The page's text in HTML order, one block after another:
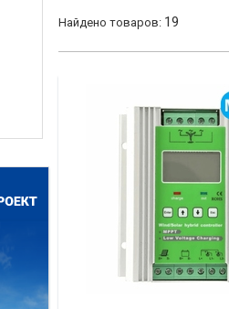
Найдено товаров: 19